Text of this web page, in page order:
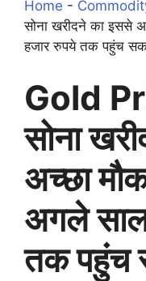
Home -
सोना खरीदने का इससे
हजार रुपये तक पहुंच
Gold
सोना
अच्छा
अगले
तक पहुंच